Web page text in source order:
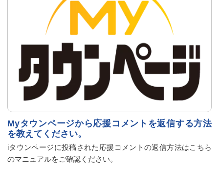
Myタウンページから応援コメントを返信する方法
を教えてください。
iタウンページに投稿された応援コメントの返信方法はこちら
のマニュアルをご確認ください。